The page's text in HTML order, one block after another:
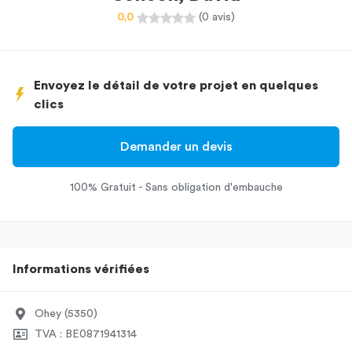
0,0 (0 avis)
Envoyez le détail de votre projet en quelques
clics
Demander un devis
100% Gratuit - Sans obligation d'embauche
Informations vérifiées
Ohey (5350)
TVA : BE0871941314